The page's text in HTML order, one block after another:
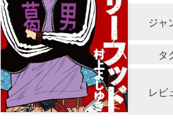
ジャ
タ
レビ